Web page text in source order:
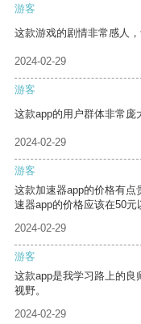
游客
这款游戏的剧情非常感人，
2024-02-29
游客
这款app的用户群体非常庞
2024-02-29
游客
这款加速器app的价格有点
速器app的价格应该在50元
2024-02-29
游客
这款app是我学习路上的
视野。
2024-02-29